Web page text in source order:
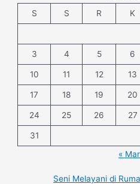
S
S R K
3 4 5 6
10 11 12 13
17 18 19 20
24 25 26 27
31
« Mar
Seni Melayani di